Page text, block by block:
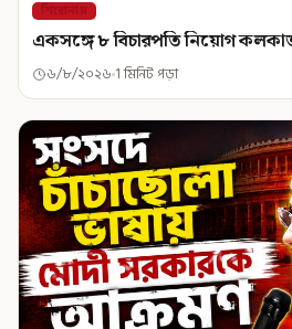
শিরোনাম
একসঙ্গে ৮ বিচারপতি নিয়োগ
৬/৮/২০২৬ 1 মিনিট পড়া